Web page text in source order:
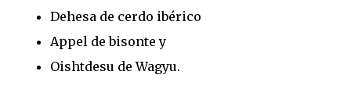
Dehesa de cerdo ibérico
Appel de bisonte y
Oishtdesu de Wagyu.